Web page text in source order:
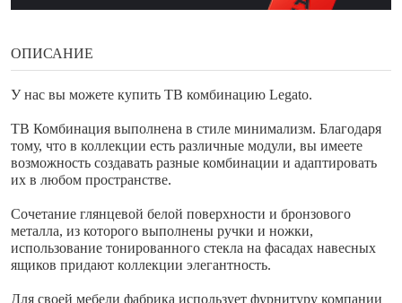
ОПИСАНИЕ
У нас вы можете купить ТВ комбинацию Legato.
ТВ Комбинация выполнена в стиле минимализм. Благодаря
тому, что в коллекции есть различные модули, вы имеете
возможность создавать разные комбинации и адаптировать
их в любом пространстве.
Сочетание глянцевой белой поверхности и бронзового
металла, из которого выполнены ручки и ножки,
использование тонированного стекла на фасадах навесных
ящиков придают коллекции элегантность.
Для своей мебели фабрика использует фурнитуру компании